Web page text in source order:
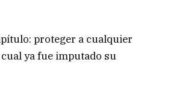
proteger a cualquier
ya fue imputado su